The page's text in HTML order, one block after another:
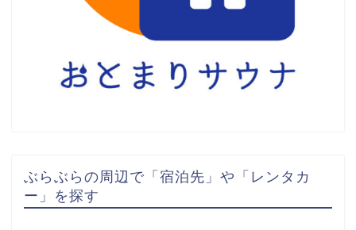
ぶらぶらの周辺で「宿泊先」や「レンタカ
ー」を探す